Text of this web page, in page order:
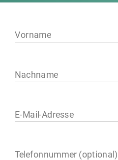
Vorname
Nachname
E-Mail-Adresse
Telefonnummer (optional)